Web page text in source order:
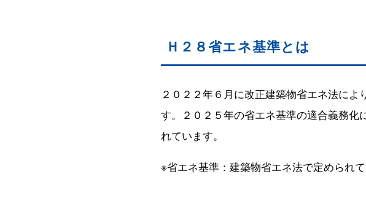
Ｈ２８省エネ基準とは
２０２２年６月に改正建築物省エネ法に
す。２０２５年の省エネ基準の適合義務化
れています。
※省エネ基準：建築物省エネ法で定められ